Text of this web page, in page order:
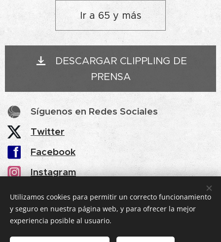
Ir a 65 y más
DESCARGAR CLIPPLING DE
PRENSA
Síguenos en Redes Sociales
Twitter
Facebook
Instagram
YouTube
© 2025 eventic360.Todos los derechos reservados.
Utilizamos cookies para permitir un correcto funcionamiento
y seguro en nuestra página web, y para ofrecer la mejor
experiencia posible al usuario.